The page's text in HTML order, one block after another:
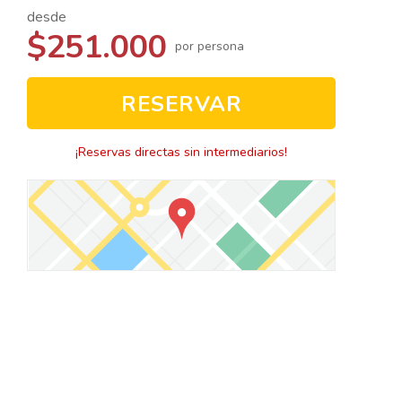
desde
$251.000 por persona
RESERVAR
¡Reservas directas sin intermediarios!